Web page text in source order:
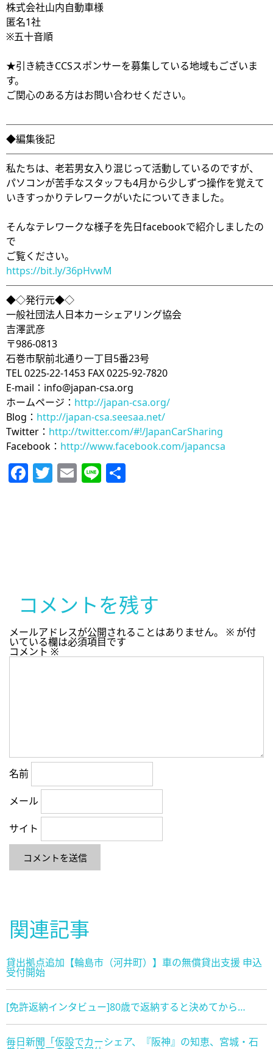
株式会社山内自動車様
匿名1社
※五十音順
★引き続きCCSスポンサーを募集している地域もございま
す。
ご関心のある方はお問い合わせください。
◆編集後記
私たちは、老若男女入り混じって活動しているのですが、
パソコンが苦手なスタッフも4月から少しずつ操作を覚えて
いきすっかりテレワークがいたについてきました。
そんなテレワークな様子を先日facebookで紹介しましたの
で
ご覧ください。
https://bit.ly/36pHvwM
◆◇発行元◆◇
一般社団法人日本カーシェアリング協会
吉澤武彦
〒986-0813
石巻市駅前北通り一丁目5番23号
TEL 0225-22-1453 FAX 0225-92-7820
E-mail：info@japan-csa.org
ホームページ： http://japan-csa.org/
Blog： http://japan-csa.seesaa.net/
Twitter： http://twitter.com/#!/JapanCarSharing
Facebook： http://www.facebook.com/japancsa
Facebook
Twitter
Email
Line
コメントを残す
メールアドレスが公開されることはありません。 ※ が付
いている欄は必須項目です
コメント ※
名前
メール
サイト
関連記事
貸出拠点追加【輪島市（河井町）】車の無償貸出支援 申込
受付開始
[免許返納インタビュー]80歳で返納すると決めてから…
毎日新聞「仮設でカーシェア、『阪神』の知恵、宮城・石